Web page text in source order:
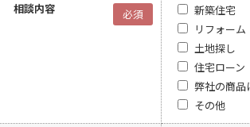
相談内容 必須
新築住宅
リフォーム
土地探し
住宅ローン
弊社の商品
その他